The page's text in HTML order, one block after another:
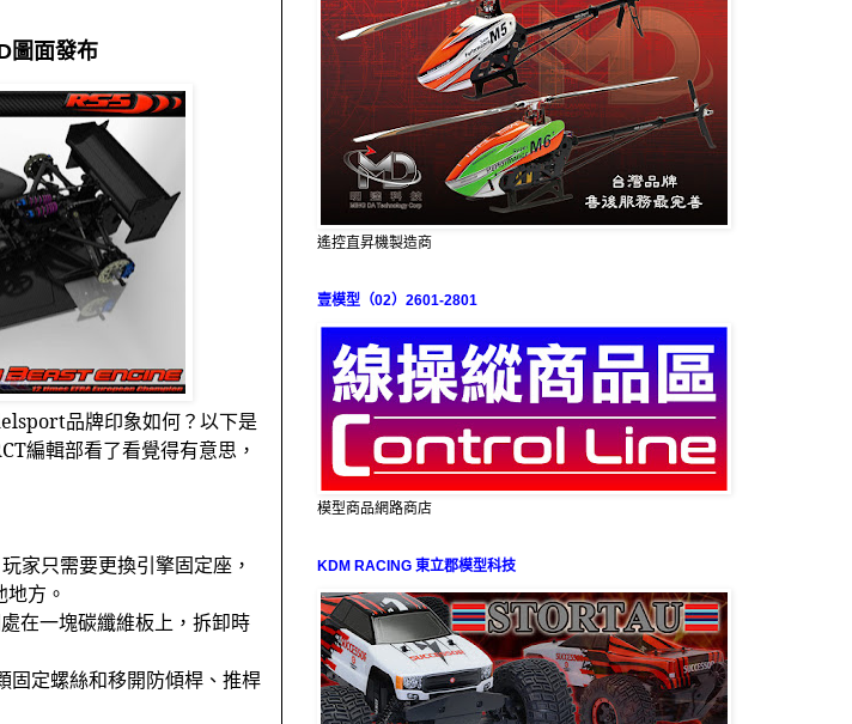
圖面發布
品牌印象如何？以下是
編輯部看了看覺得有意思，
家只需要更換引擎固定座，
方。
在一塊碳纖維板上，拆卸時
固定螺絲和移開防傾桿、推桿
遙控直昇機製造商
壹模型（02）2601-2801
模型商品網路商店
KDM RACING 東立郡模型科技